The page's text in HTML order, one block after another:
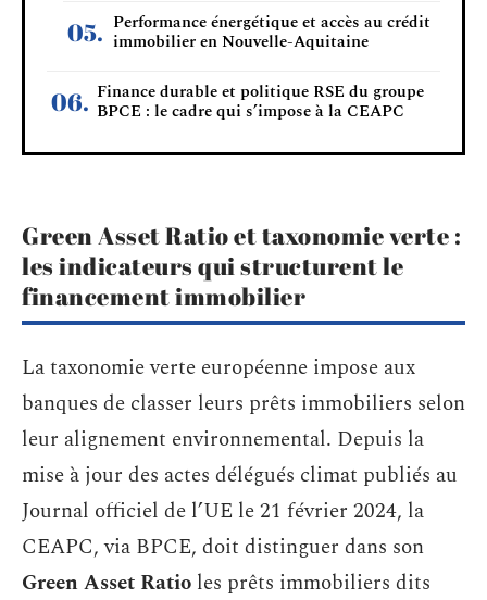
Performance énergétique et accès au crédit
immobilier en Nouvelle-Aquitaine
Finance durable et politique RSE du groupe
BPCE : le cadre qui s’impose à la CEAPC
Green Asset Ratio et taxonomie verte :
les indicateurs qui structurent le
financement immobilier
La taxonomie verte européenne impose aux
banques de classer leurs prêts immobiliers selon
leur alignement environnemental. Depuis la
mise à jour des actes délégués climat publiés au
Journal officiel de l’UE le 21 février 2024, la
CEAPC, via BPCE, doit distinguer dans son
Green Asset Ratio les prêts immobiliers dits